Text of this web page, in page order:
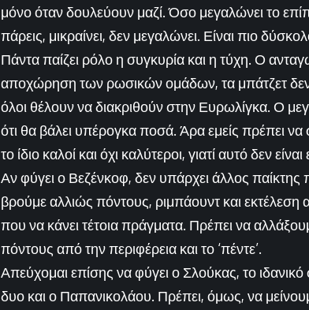
μόνο όταν δουλεύουν μαζί. Όσο μεγαλώνει το
πάρεις, μικραίνει, δεν μεγαλώνει. Είναι πιο
Πάντα παίζει ρόλο η συγκυρία και η τύχη. Ο
αποχώρηση των ρωσικών ομάδων, τα μπάτζετ δεν
όλοι θέλουν να διακριθούν στην Ευρωλίγκα. Ο
ότι θα βάλει υπέρογκα ποσά. Άρα εμείς πρέπει
το ίδιο καλοί και όχι καλύτεροι, γιατί αυτό δεν
Αν φύγει ο Βεζένκοφ, δεν υπάρχει άλλος
βρούμε αλλιώς πόντους, ριμπάουντ και
που να κάνει τέτοια πράγματα. Πρέπει να
πόντους από την περιφέρεια και το ‘πέντε’.
Απεύχομαι επίσης να φύγει ο Σλούκας, το ιδανικό
δυο και ο Παπανικολάου. Πρέπει, όμως, να